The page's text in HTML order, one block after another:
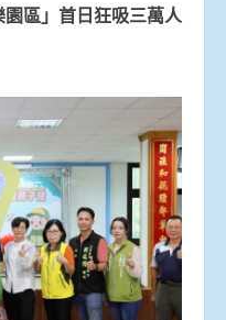
區」首日狂吸三萬人